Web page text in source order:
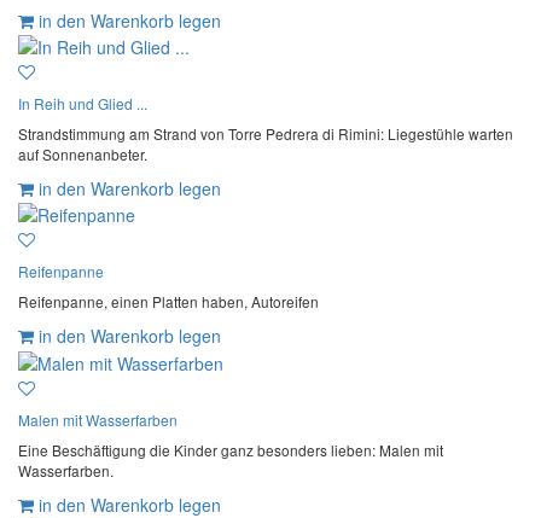
in den Warenkorb legen
In Reih und Glied ...
Strandstimmung am Strand von Torre Pedrera di Rimini: Liegestühle warten
auf Sonnenanbeter.
in den Warenkorb legen
Reifenpanne
Reifenpanne, einen Platten haben, Autoreifen
in den Warenkorb legen
Malen mit Wasserfarben
Eine Beschäftigung die Kinder ganz besonders lieben: Malen mit
Wasserfarben.
in den Warenkorb legen